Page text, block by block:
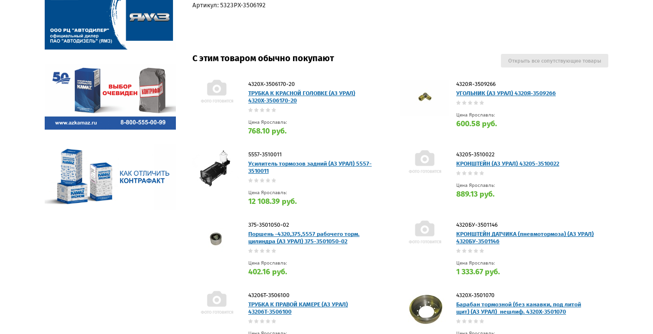
Артикул: 5323РХ-3506192
С этим товаром обычно покупают
4320Х-3506170-20
ТРУБКА К КРАСНОЙ ГОЛОВКЕ (АЗ УРАЛ)
4320Х-3506170-20
Цена Ярославль:
768.10 руб.
4320Я-3509266
УГОЛЬНИК (АЗ УРАЛ) 4320Я-3509266
Цена Ярославль:
600.58 руб.
5557-3510011
Усилитель тормозов задний (АЗ УРАЛ) 5557-
3510011
Цена Ярославль:
12 108.39 руб.
43205-3510022
КРОНШТЕЙН (АЗ УРАЛ) 43205-3510022
Цена Ярославль:
889.13 руб.
375-3501050-02
Поршень -4320,375,5557 рабочего торм.
цилиндра (АЗ УРАЛ) 375-3501050-02
Цена Ярославль:
402.16 руб.
4320БУ-3501146
КРОНШТЕЙН ДАТЧИКА (пневмотормоза) (АЗ УРАЛ)
4320БУ-3501146
Цена Ярославль:
1 333.67 руб.
43206Т-3506100
ТРУБКА К ПРАВОЙ КАМЕРЕ (АЗ УРАЛ)
43206Т-3506100
4320Х-3501070
Барабан тормозной (без канавки, под литой
щит) (АЗ УРАЛ)_нешлиф. 4320Х-3501070
Открыть все сопутствующие товары